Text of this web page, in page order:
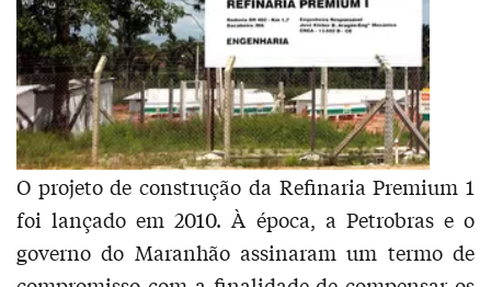
O projeto de construção da Refinaria Premium 1
foi lançado em 2010. À época, a Petrobras e o
governo do Maranhão assinaram um termo de